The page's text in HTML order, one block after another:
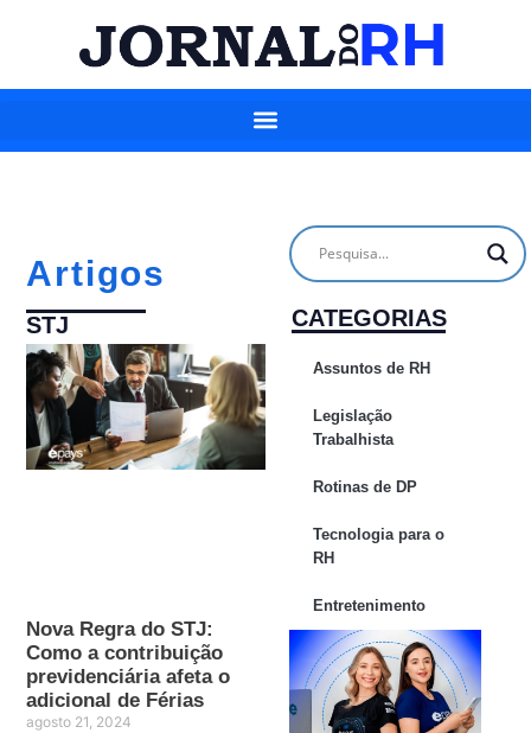
Artigos
STJ
Nova Regra do STJ:
Como a contribuição
previdenciária afeta o
adicional de Férias
agosto 21, 2024
CATEGORIAS
Assuntos de RH
Legislação
Trabalhista
Rotinas de DP
Tecnologia para o
RH
Entretenimento